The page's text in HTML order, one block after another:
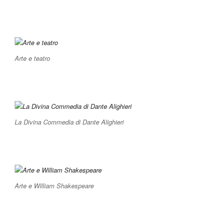
Arte e teatro
La Divina Commedia di Dante Alighieri
Arte e William Shakespeare